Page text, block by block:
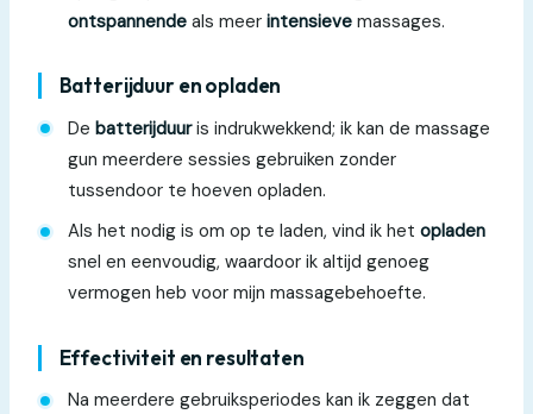
ontspannende als meerintensieve massages.
Batterijduur en opladen
Debatterijduuris indrukwekkend; ik kan de massage
gun meerdere sessies gebruiken zonder
tussendoor te hoeven opladen.
Als het nodig is om op te laden, vind ik hetopladen
snel en eenvoudig, waardoor ik altijd genoeg
vermogen heb voor mijn massagebehoefte.
Effectiviteit en resultaten
Na meerdere gebruiksperiodes kan ik zeggen dat